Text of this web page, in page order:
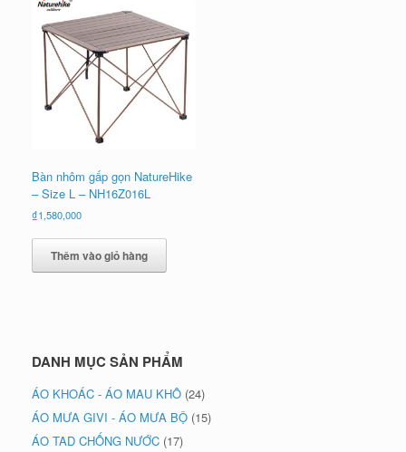
Bàn nhôm gấp gọn NatureHike
– Size L – NH16Z016L
₫1,580,000
Thêm vào giỏ hàng
DANH MỤC SẢN PHẨM
ÁO KHOÁC - ÁO MAU KHÔ (24)
ÁO MƯA GIVI - ÁO MƯA BỘ (15)
ÁO TAD CHỐNG NƯỚC (17)